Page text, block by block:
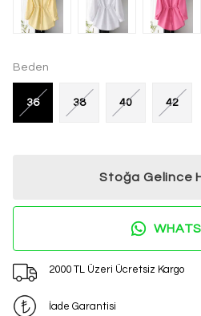
Beden
36 38 40 42
Stoğa Gelince
2000 TL Üzeri Ücretsiz Kargo
İade Garantisi